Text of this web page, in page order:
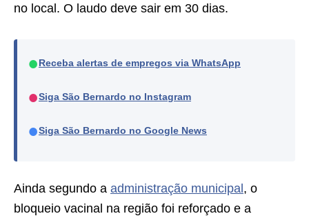
no local. O laudo deve sair em 30 dias.
● Receba alertas de empregos via WhatsApp
●Siga São Bernardo no Instagram
●Siga São Bernardo no Google News
Ainda segundo a administração municipal , o
bloqueio vacinal na região foi reforçado e a